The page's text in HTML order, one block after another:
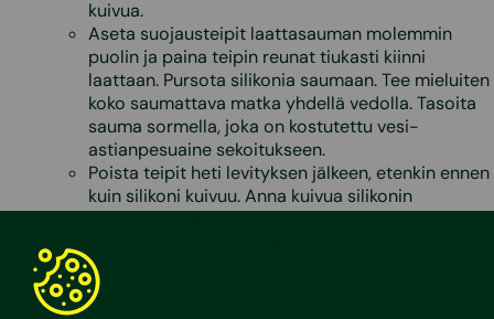
kuivua.
Aseta suojausteipit laattasauman molemmin
puolin ja paina teipin reunat tiukasti kiinni
laattaan. Pursota silikonia saumaan. Tee mieluiten
koko saumattava matka yhdellä vedolla. Tasoita
sauma sormella, joka on kostutettu vesi-
astianpesuaine sekoitukseen.
Poista teipit heti levityksen jälkeen, etenkin ennen
kuin silikoni kuivuu. Anna kuivua silikonin
Puhdista
Poista lattiakaivon kansi esimerkiksi
ruuvimeisselillä.